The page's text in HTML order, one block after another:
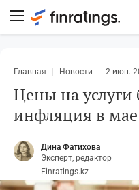
Главная Новости 2 июн.
Цены на
инфляция в мае
Дина Фатихова
Эксперт, редактор
Finratings.kz